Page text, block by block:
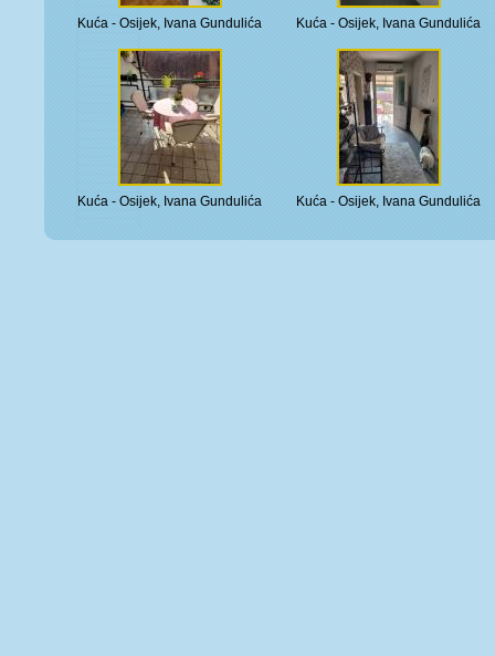
Kuća - Osijek, Ivana Gundulića Kuća - Osijek, Ivana Gundulića
Kuća - Osijek, Ivana Gundulića Kuća - Osijek, Ivana Gundulića